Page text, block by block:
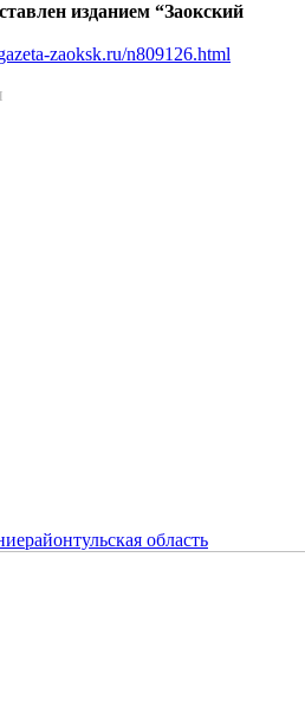
изданием “Заокский
zaoksk.ru/n809126.html
районтульская область